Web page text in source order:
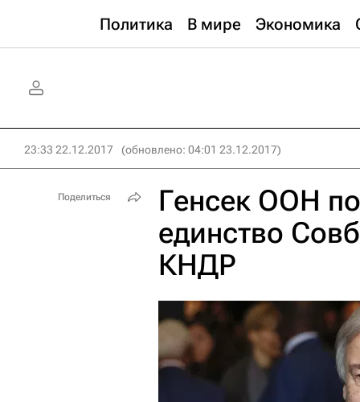
Политика В мире Экономика
23:33 22.12.2017 (обновлено: 04:01 23.12.2017)
Генсек ООН
единство
КНДР
Поделиться